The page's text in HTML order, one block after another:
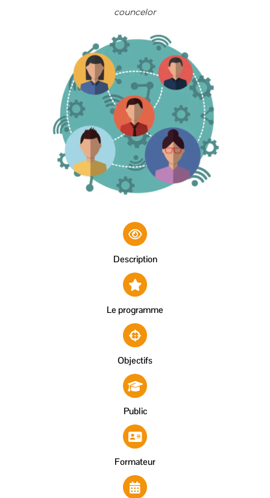
councelor
Description
Le programme
Objectifs
Public
Formateur